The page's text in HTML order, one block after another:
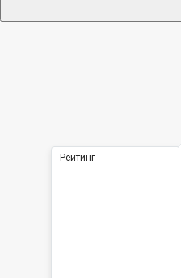
Рейтинг